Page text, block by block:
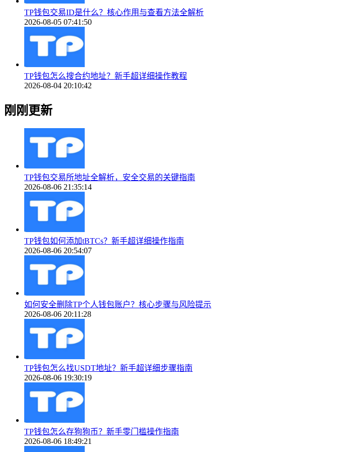
TP钱包交易ID是什么？核心作用与查看方法全解析
2026-08-05 07:41:50
TP钱包怎么搜合约地址？新手超详细操作教程
2026-08-04 20:10:42
刚刚更新
TP钱包交易所地址全解析，安全交易的关键指南
2026-08-06 21:35:14
TP钱包如何添加tBTCs？新手超详细操作指南
2026-08-06 20:54:07
如何安全删除TP个人钱包账户？核心步骤与风险提示
2026-08-06 20:11:28
TP钱包怎么找USDT地址？新手超详细步骤指南
2026-08-06 19:30:19
TP钱包怎么存狗狗币？新手零门槛操作指南
2026-08-06 18:49:21